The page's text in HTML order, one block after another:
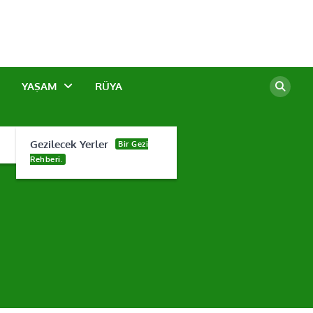
YAŞAM
Gezilecek Yerler
Bir Gezi
Rehberi.
RÜYA